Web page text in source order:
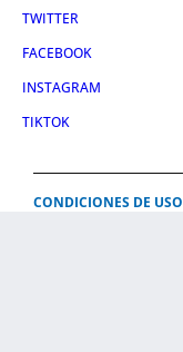
TWITTER
FACEBOOK
INSTAGRAM
TIKTOK
CONDICIONES DE USO